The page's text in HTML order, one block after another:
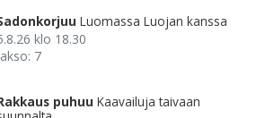
Luomassa Luojan kanssa
klo 18.30
7
puhuu Kaavailuja taivaan